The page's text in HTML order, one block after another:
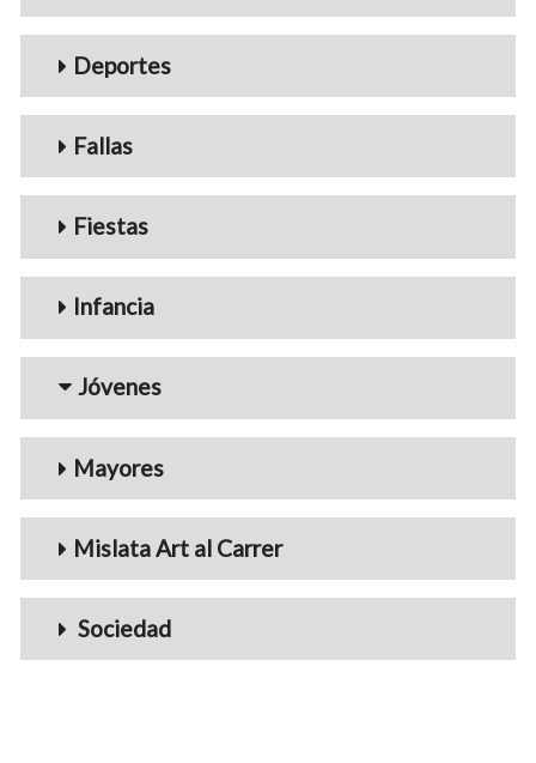
Deportes
Fallas
Fiestas
Infancia
Jóvenes
Mayores
Mislata Art al Carrer
Sociedad